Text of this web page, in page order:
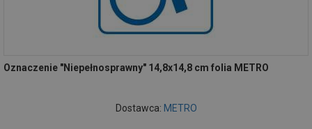
Oznaczenie "Niepełnosprawny" 14,8x14,8 cm folia METRO
Dostawca: METRO